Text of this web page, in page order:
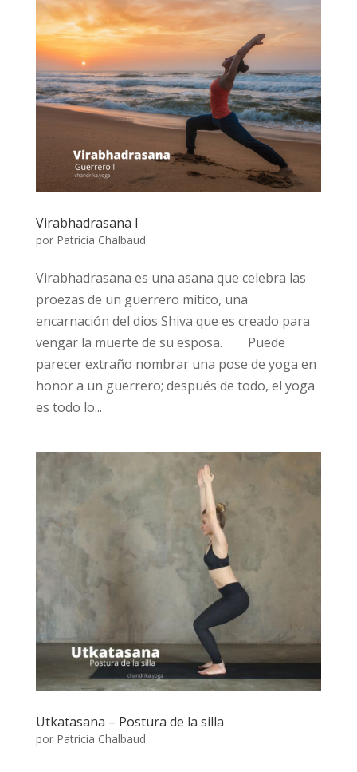
Virabhadrasana I
por Patricia Chalbaud
Virabhadrasana es una asana que celebra las
proezas de un guerrero mítico, una
encarnación del dios Shiva que es creado para
vengar la muerte de su esposa.⠀ ⠀ Puede
parecer extraño nombrar una pose de yoga en
honor a un guerrero; después de todo, el yoga
es todo lo...
Utkatasana – Postura de la silla
por Patricia Chalbaud